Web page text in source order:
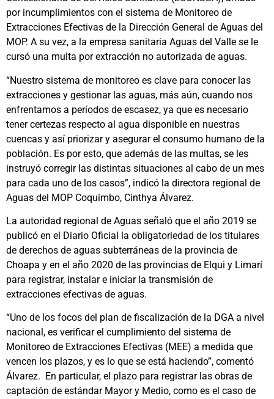
por incumplimientos con el sistema de Monitoreo de
Extracciones Efectivas de la Dirección General de Aguas del
MOP. A su vez, a la empresa sanitaria Aguas del Valle se le
cursó una multa por extracción no autorizada de aguas.
“Nuestro sistema de monitoreo es clave para conocer las
extracciones y gestionar las aguas, más aún, cuando nos
enfrentamos a períodos de escasez, ya que es necesario
tener certezas respecto al agua disponible en nuestras
cuencas y así priorizar y asegurar el consumo humano de la
población. Es por esto, que además de las multas, se les
instruyó corregir las distintas situaciones al cabo de un mes
para cada uno de los casos”, indicó la directora regional de
Aguas del MOP Coquimbo, Cinthya Álvarez.
La autoridad regional de Aguas señaló que el año 2019 se
publicó en el Diario Oficial la obligatoriedad de los titulares
de derechos de aguas subterráneas de la provincia de
Choapa y en el año 2020 de las provincias de Elqui y Limarí
para registrar, instalar e iniciar la transmisión de
extracciones efectivas de aguas.
“Uno de los focos del plan de fiscalización de la DGA a nivel
nacional, es verificar el cumplimiento del sistema de
Monitoreo de Extracciones Efectivas (MEE) a medida que
vencen los plazos, y es lo que se está haciendo”, comentó
Álvarez. En particular, el plazo para registrar las obras de
captación de estándar Mayor y Medio, como es el caso de